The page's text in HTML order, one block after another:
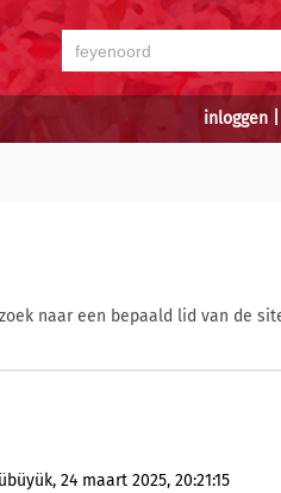
inloggen
naar een bepaald lid van de
24 maart 2025, 20:21:15